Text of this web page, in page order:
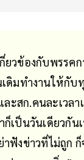
ยวข้องกับพรรค
เดิมทำงานให้กั
ะสก.คนละเวล
ก็เป็นวันเดียวกั
ฟังข่าวที่ไม่ถูก